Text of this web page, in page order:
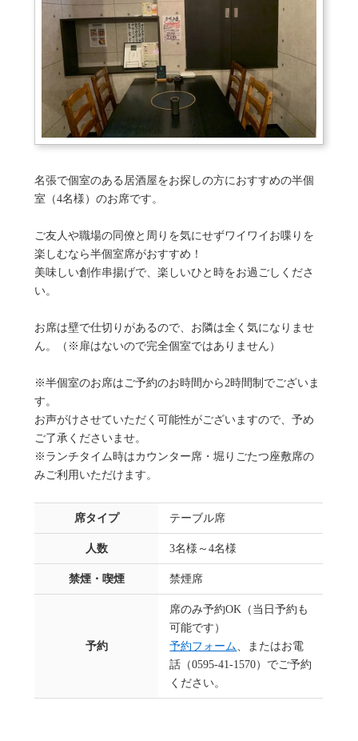
名張で個室のある居酒屋をお探しの方におすすめの半個
室（4名様）のお席です。
ご友人や職場の同僚と周りを気にせずワイワイお喋りを
楽しむなら半個室席がおすすめ！
美味しい創作串揚げで、楽しいひと時をお過ごしくださ
い。
お席は壁で仕切りがあるので、お隣は全く気になりませ
ん。（※扉はないので完全個室ではありません）
※半個室のお席はご予約のお時間から2時間制でございま
す。
お声がけさせていただく可能性がございますので、予め
ご了承くださいませ。
※ランチタイム時はカウンター席・堀りごたつ座敷席の
みご利用いただけます。
席タイプ テーブル席
人数 3名様～4名様
禁煙・喫煙 禁煙席
予約
席のみ予約OK（当日予約も
可能です）
予約フォーム、またはお電
話（0595-41-1570）でご予約
ください。